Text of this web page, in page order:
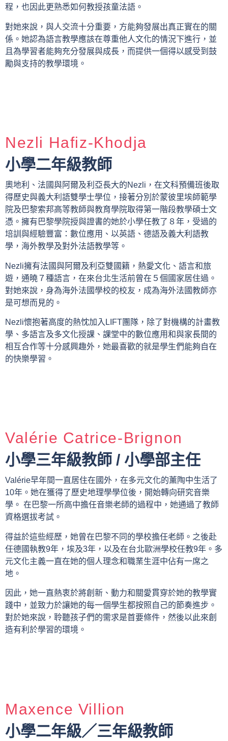
程，也因此更熟悉如何教授孩童法語。
對她來說，與人交流十分重要，方能夠發展出真正實在的關
係。她認為語言教學應該在尊重他人文化的情況下進行，並
且為學習者能夠充分發展與成長，而提供一個得以感受到鼓
勵與支持的教學環境。
Nezli Hafiz-Khodja
小學二年級教師
奧地利、法國與阿爾及利亞長大的Nezli，在文科預備班後取
得歷史與義大利語雙學士學位，接著分別於蒙彼里埃師範學
院及巴黎索邦高等教師與教育學院取得第一階段教學碩士文
憑。擁有巴黎學院授與證書的她於小學任教了８年，受過的
培訓與經驗豐富：數位應用、以英語、德語及義大利語教
學，海外教學及對外法語教學等。
Nezli擁有法國與阿爾及利亞雙國籍，熱愛文化、語言和旅
遊，通曉７種語言，在來台北生活前曾在５個國家居住過。
對她來說，身為海外法國學校的校友，成為海外法國教師亦
是可想而見的。
Nezli懷抱著高度的熱忱加入LIFT團隊，除了對機構的計畫教
學、多語言及多文化授課、課堂中的數位應用和與家長間的
相互合作等十分感興趣外，她最喜歡的就是學生們能夠自在
的快樂學習。
Valérie Catrice-Brignon
小學三年級教師 / 小學部主任
Valérie早年間一直居住在國外，在多元文化的薰陶中生活了
10年。她在獲得了歷史地理學學位後，開始轉向研究音樂
學。 在巴黎一所高中擔任音樂老師的過程中，她通過了教師
資格選拔考試。
得益於這些經歷，她曾在巴黎不同的學校擔任老師。之後赴
任德國執教9年，埃及3年，以及在台北歐洲學校任教9年。多
元文化主義一直在她的個人理念和職業生涯中佔有一席之
地。
因此，她一直熱衷於將創新、動力和關愛貫穿於她的教學實
踐中，並致力於讓她的每一個學生都按照自己的節奏進步。
對於她來說，聆聽孩子們的需求是首要條件，然後以此來創
造有利於學習的環境。
Maxence Villion
小學二年級／三年級教師